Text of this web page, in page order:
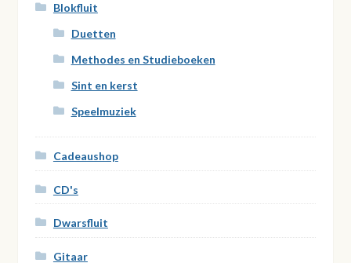
Blokfluit
Duetten
Methodes en Studieboeken
Sint en kerst
Speelmuziek
Cadeaushop
CD's
Dwarsfluit
Gitaar